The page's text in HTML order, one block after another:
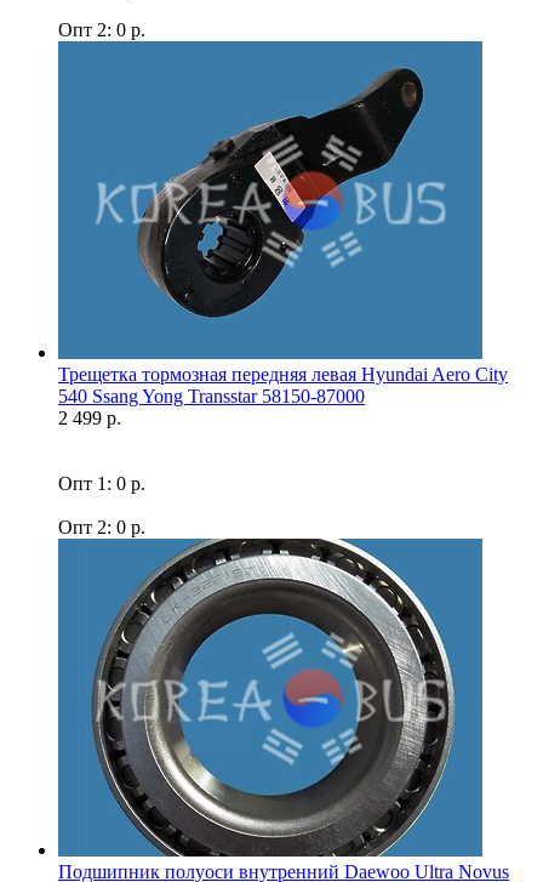
Опт 2: 0 р.
Трещетка тормозная передняя левая Hyundai Aero City
540 Ssang Yong Transstar 58150-87000
2 499 р.
Опт 1: 0 р.
Опт 2: 0 р.
Подшипник полуоси внутренний Daewoo Ultra Novus